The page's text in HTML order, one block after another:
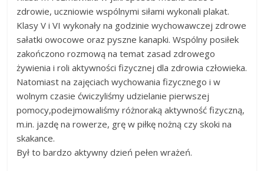
zdrowie, uczniowie wspólnymi siłami wykonali plakat.
Klasy V i VI wykonały na godzinie wychowawczej zdrowe
sałatki owocowe oraz pyszne kanapki. Wspólny posiłek
zakończono rozmową na temat zasad zdrowego
żywienia i roli aktywności fizycznej dla zdrowia człowieka.
Natomiast na zajęciach wychowania fizycznego i w
wolnym czasie ćwiczyliśmy udzielanie pierwszej
pomocy,podejmowaliśmy różnoraką aktywność fizyczną,
m.in. jazdę na rowerze, grę w piłkę nożną czy skoki na
skakance.
Był to bardzo aktywny dzień pełen wrażeń.